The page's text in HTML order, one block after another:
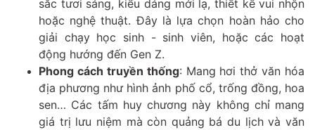
sắc tươi sáng, kiểu dáng mới lạ, thiết kế vui nhộn
hoặc nghệ thuật. Đây là lựa chọn hoàn hảo cho
giải chạy học sinh - sinh viên, hoặc các hoạt
động hướng đến Gen Z.
Phong cách truyền thống: Mang hơi thở văn hóa
địa phương như hình ảnh phố cổ, trống đồng, hoa
sen… Các tấm huy chương này không chỉ mang
giá trị lưu niệm mà còn quảng bá du lịch và văn